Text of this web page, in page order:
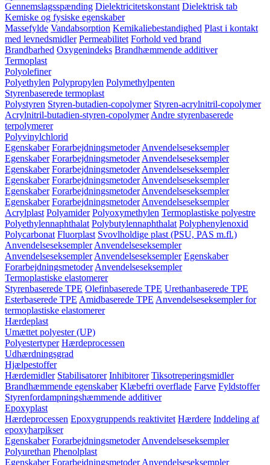
Gennemslagsspænding Dielektricitetskonstant Dielektrisk tab
Kemiske og fysiske egenskaber
Massefylde Vandabsorption Kemikaliebestandighed Plast i kontakt
med levnedsmidler Permeabilitet Forhold ved brand
Brandbarhed Oxygenindeks Brandhæmmende additiver
Termoplast
Polyolefiner
Polyethylen Polypropylen Polymethylpenten
Styrenbaserede termoplast
Polystyren Styren-butadien-copolymer Styren-acrylnitril-copolymer
Acrylnitril-butadien-styren-copolymer Andre styrenbaserede
terpolymerer
Polyvinylchlorid
Egenskaber Forarbejdningsmetoder Anvendelseseksempler
Egenskaber Forarbejdningsmetoder Anvendelseseksempler
Egenskaber Forarbejdningsmetoder Anvendelseseksempler
Egenskaber Forarbejdningsmetoder Anvendelseseksempler
Egenskaber Forarbejdningsmetoder Anvendelseseksempler
Egenskaber Forarbejdningsmetoder Anvendelseseksempler
Acrylplast Polyamider Polyoxymethylen Termoplastiske polyestre
Polyethylennaphthalat Polybutylennaphthalat Polyphenylenoxid
Polycarbonat Fluorplast Svovlholdige plast (PSU, PAS m.fl.)
Anvendelseseksempler Anvendelseseksempler
Anvendelseseksempler Anvendelseseksempler Egenskaber
Forarbejdningsmetoder Anvendelseseksempler
Termoplastiske elastomerer
Styrenbaserede TPE Olefinbaserede TPE Urethanbaserede TPE
Esterbaserede TPE Amidbaserede TPE Anvendelseseksempler for
termoplastiske elastomerer
Hærdeplast
Umættet polyester (UP)
Polyestertyper Hærdeprocessen
Udhærdningsgrad
Hjælpestoffer
Hærdemidler Stabilisatorer Inhibitorer Tiksotreperingsmidler
Brandhæmmende egenskaber Klæbefri overflade Farve Fyldstoffer
Styrenfordampningshæmmende additiver
Epoxyplast
Hærdeprocessen Epoxygruppends reaktivitet Hærdere Inddeling af
epoxyharpikser
Egenskaber Forarbejdningsmetoder Anvendelseseksempler
Polyurethan Phenolplast
Egenskaber Forarbejdningsmetoder Anvendelseseksempler